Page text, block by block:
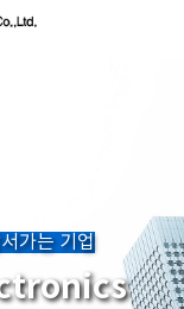
가는 기업